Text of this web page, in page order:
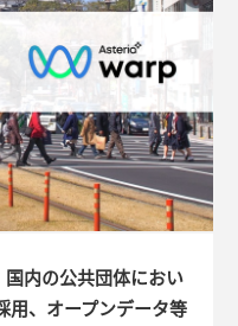
内の公共団体におい
用、オープンデータ等